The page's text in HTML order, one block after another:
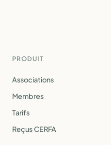
PRODUIT
Associations
Membres
Tarifs
Reçus CERFA